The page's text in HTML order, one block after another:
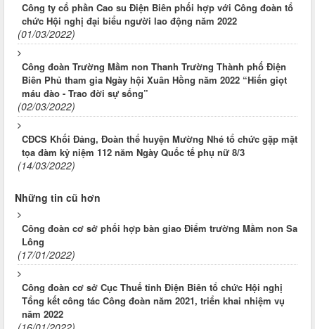
Công ty cổ phần Cao su Điện Biên phối hợp với Công đoàn tổ
chức Hội nghị đại biểu người lao động năm 2022
(01/03/2022)
Công đoàn Trường Mầm non Thanh Trường Thành phố Điện
Biên Phủ tham gia Ngày hội Xuân Hồng năm 2022 “Hiến giọt
máu đào - Trao đời sự sống”
(02/03/2022)
CĐCS Khối Đảng, Đoàn thể huyện Mường Nhé tổ chức gặp mặt
tọa đàm kỷ niệm 112 năm Ngày Quốc tế phụ nữ 8/3
(14/03/2022)
Những tin cũ hơn
Công đoàn cơ sở phối hợp bàn giao Điểm trường Mầm non Sa
Lông
(17/01/2022)
Công đoàn cơ sở Cục Thuế tỉnh Điện Biên tổ chức Hội nghị
Tổng kết công tác Công đoàn năm 2021, triển khai nhiệm vụ
năm 2022